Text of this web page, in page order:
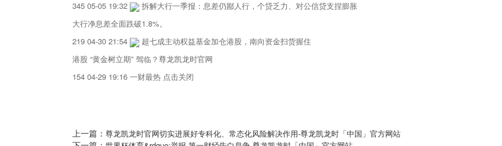
345 05-05 19:32
拆解大行一季报：息差仍鄙人行，个贷乏力、对公信贷支捏膨胀
大行净息差全面跌破1.8%。
219 04-30 21:54
超七成主动权益基金加仓港股，南向资金扫货握住
港股 “黄金树立期” 驾临？尊龙凯龙时官网
154 04-29 19:16 一财最热 点击关闭
上一篇： 尊龙凯龙时官网切实进展好专科化、常态化风险解决作用-尊龙凯龙时「中国」官方网站